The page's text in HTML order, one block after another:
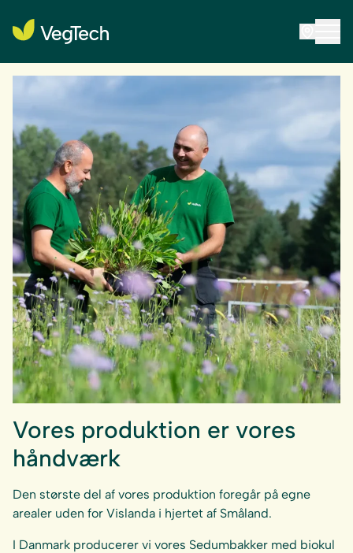
Vores produktion er vores
håndværk
Den største del af vores produktion foregår på egne
arealer uden for Vislanda i hjertet af Småland.
I Danmark producerer vi vores Sedumbakker med biokul